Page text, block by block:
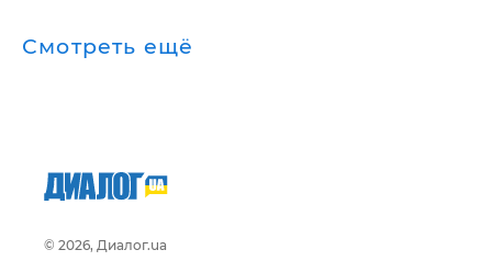
Смотреть ещё
© 2026, Диалог.ua